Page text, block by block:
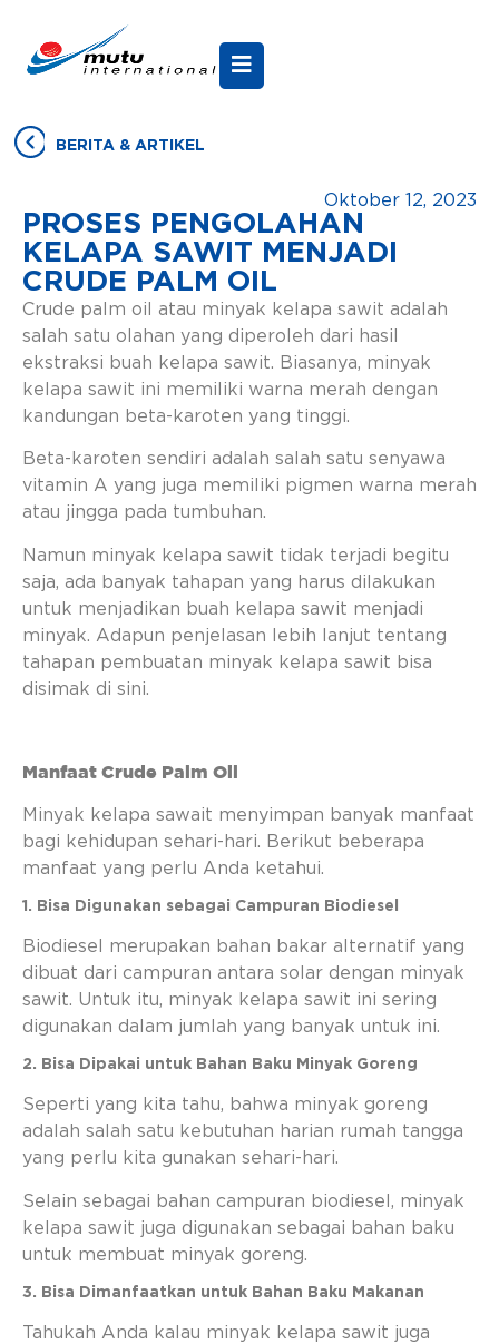
BERITA & ARTIKEL
Oktober 12, 2023
PROSES PENGOLAHAN
KELAPA SAWIT MENJADI
CRUDE PALM OIL
Crude palm oil atau minyak kelapa sawit adalah
salah satu olahan yang diperoleh dari hasil
ekstraksi buah kelapa sawit. Biasanya, minyak
kelapa sawit ini memiliki warna merah dengan
kandungan beta-karoten yang tinggi.
Beta-karoten sendiri adalah salah satu senyawa
vitamin A yang juga memiliki pigmen warna merah
atau jingga pada tumbuhan.
Namun minyak kelapa sawit tidak terjadi begitu
saja, ada banyak tahapan yang harus dilakukan
untuk menjadikan buah kelapa sawit menjadi
minyak. Adapun penjelasan lebih lanjut tentang
tahapan pembuatan minyak kelapa sawit bisa
disimak di sini.
Manfaat Crude Palm Oil
Minyak kelapa sawait menyimpan banyak manfaat
bagi kehidupan sehari-hari. Berikut beberapa
manfaat yang perlu Anda ketahui.
1. Bisa Digunakan sebagai Campuran Biodiesel
Biodiesel merupakan bahan bakar alternatif yang
dibuat dari campuran antara solar dengan minyak
sawit. Untuk itu, minyak kelapa sawit ini sering
digunakan dalam jumlah yang banyak untuk ini.
2. Bisa Dipakai untuk Bahan Baku Minyak Goreng
Seperti yang kita tahu, bahwa minyak goreng
adalah salah satu kebutuhan harian rumah tangga
yang perlu kita gunakan sehari-hari.
Selain sebagai bahan campuran biodiesel, minyak
kelapa sawit juga digunakan sebagai bahan baku
untuk membuat minyak goreng.
3. Bisa Dimanfaatkan untuk Bahan Baku Makanan
Tahukah Anda kalau minyak kelapa sawit juga